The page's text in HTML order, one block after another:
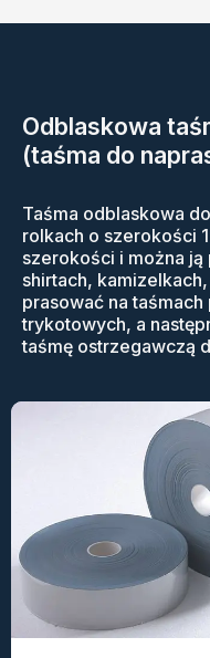
Odblaskowa
(taśma do
Taśma odblaskowa
rolkach o szerokości
szerokości i można
shirtach,
prasować na
trykotowych, a
taśmę ostrzegawczą